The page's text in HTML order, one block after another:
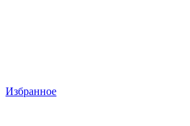
Избранное